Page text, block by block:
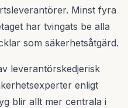
Minst fyra
har tvingats be alla
som säkerhetsåtgärd.
leverantörskedjerisk
enligt
blir allt mer centrala i